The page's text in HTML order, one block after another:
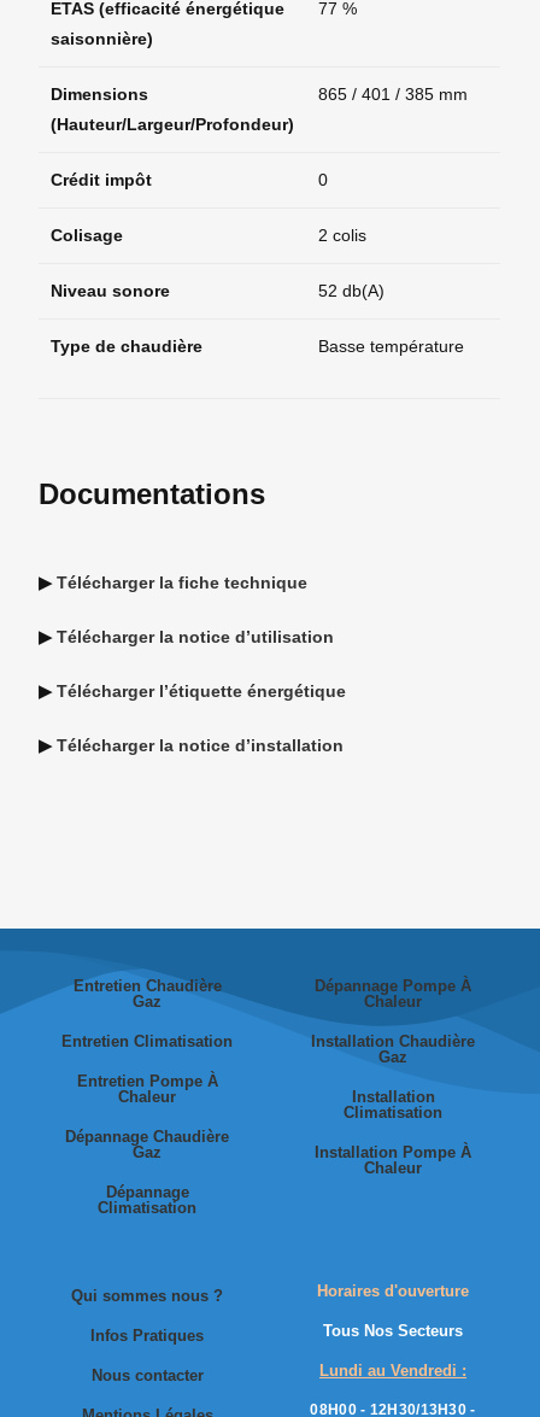
ETAS (efficacité énergétique
saisonnière)
77 %
Dimensions
(Hauteur/Largeur/Profondeur)
865 / 401 / 385 mm
Crédit impôt 0
Colisage 2 colis
Niveau sonore 52 db(A)
Type de chaudière Basse température
Documentations
▶Télécharger la fiche technique
▶Télécharger la notice d’utilisation
▶Télécharger l’étiquette énergétique
▶Télécharger la notice d’installation
Entretien Chaudière
Gaz
Entretien Climatisation
Entretien Pompe À
Chaleur
Dépannage Chaudière
Gaz
Dépannage
Climatisation
Dépannage Pompe À
Chaleur
Installation Chaudière
Gaz
Installation
Climatisation
Installation Pompe À
Chaleur
Qui sommes nous ?
Infos Pratiques
Nous contacter
Horaires d'ouverture
Tous Nos Secteurs
Lundi au Vendredi :
08H00 - 12H30/13H30 -